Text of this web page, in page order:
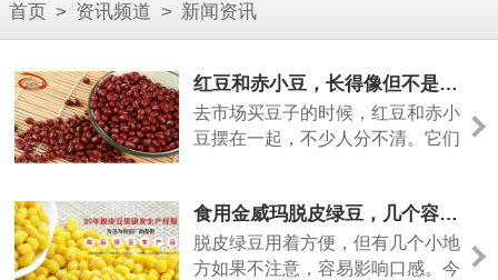
首页 > 资讯频道 > 新闻资讯
红豆和赤小豆，长得像但不是一回事
去市场买豆子的时候，红豆和赤小
豆摆在一起，不少人分不清。它们
食用金威玛脱皮绿豆，几个容易忽略的小细节
脱皮绿豆用着方便，但有几个小地
方如果不注意，容易影响口感。今